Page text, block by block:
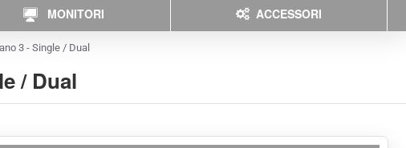
MONITORI ACCESSORI
/ Dual
3 - Single / Dual